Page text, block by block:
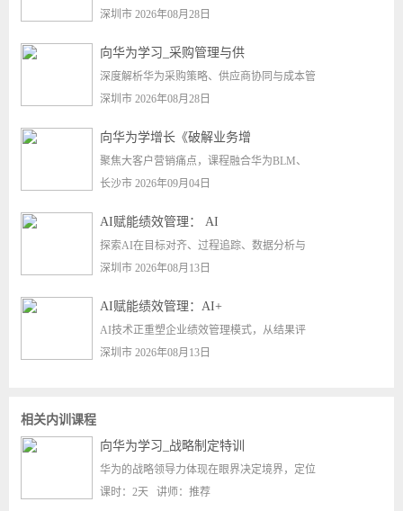
深圳市 2026年08月28日
向华为学习_采购管理与供
深度解析华为采购策略、供应商协同与成本管
深圳市 2026年08月28日
向华为学增长《破解业务增
聚焦大客户营销痛点，课程融合华为BLM、
长沙市 2026年09月04日
AI赋能绩效管理： AI
探索AI在目标对齐、过程追踪、数据分析与
深圳市 2026年08月13日
AI赋能绩效管理：AI+
AI技术正重塑企业绩效管理模式，从结果评
深圳市 2026年08月13日
相关内训课程
向华为学习_战略制定特训
华为的战略领导力体现在眼界决定境界，定位
课时：2天 讲师：推荐